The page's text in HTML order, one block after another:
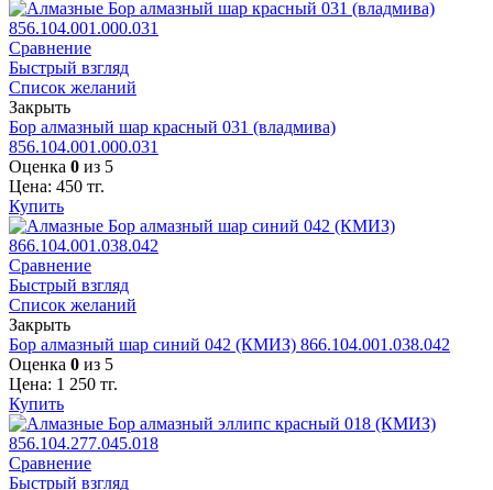
Сравнение
Быстрый взгляд
Список желаний
Закрыть
Бор алмазный шар красный 031 (владмива)
856.104.001.000.031
Оценка 0 из 5
Цена: 450 тг.
Купить
Сравнение
Быстрый взгляд
Список желаний
Закрыть
Бор алмазный шар синий 042 (КМИЗ) 866.104.001.038.042
Оценка 0 из 5
Цена: 1 250 тг.
Купить
Сравнение
Быстрый взгляд